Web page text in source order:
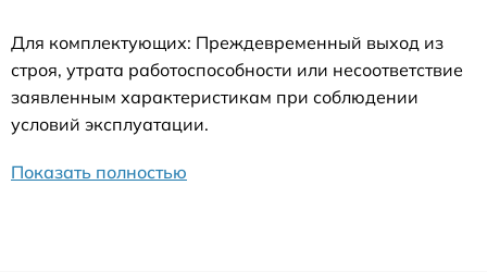
Для комплектующих: Преждевременный выход из
строя, утрата работоспособности или несоответствие
заявленным характеристикам при соблюдении
условий эксплуатации.
Показать полностью